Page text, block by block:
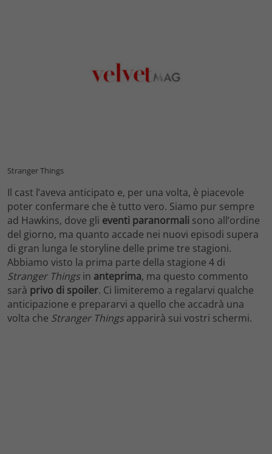
Stranger Things
Il cast l’aveva anticipato e, per una volta, è piacevole
poter confermare che è tutto vero. Siamo pur sempre
ad Hawkins, dove gli eventi paranormali sono all’ordine
del giorno, ma quanto accade nei nuovi episodi supera
di gran lunga le storyline delle prime tre stagioni.
Abbiamo visto la prima parte della stagione 4 di
Stranger Things in anteprima, ma questo commento
sarà privo di spoiler. Ci limiteremo a regalarvi qualche
anticipazione e prepararvi a quello che accadrà una
volta che Stranger Things apparirà sui vostri schermi.